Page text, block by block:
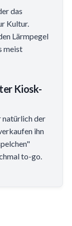
das
Kultur.
Lärmpegel
meist
Kiosk-
natürlich der
ihn
to-go.